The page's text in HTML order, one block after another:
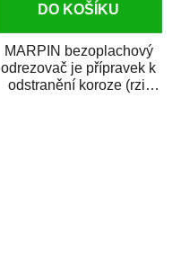
DO KOŠÍKU
MARPIN bezoplachový
odrezovač je přípravek k
odstranění koroze (rzi)